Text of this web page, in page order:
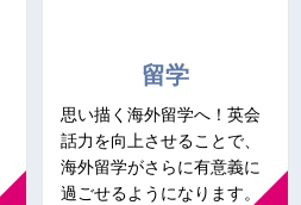
留学
思い描く海外留学へ！英会
話力を向上させることで、
海外留学がさらに有意義に
過ごせるようになります。